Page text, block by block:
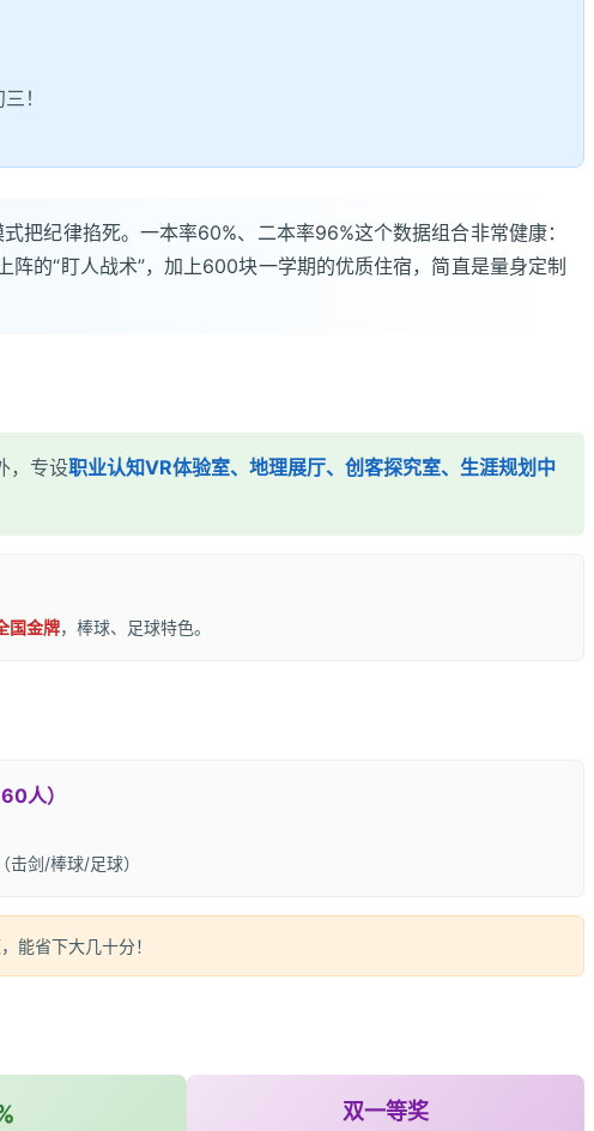
！
把纪律掐死。一本率60%、二本率96%这个数据组合非常健康：
的“盯人战术”，加上600块一学期的优质住宿，简直是量身定制
，专设职业认知VR体验室、地理展厅、创客探究室、生涯规划中
国金牌，棒球、足球特色。
人）
（击剑/棒球/足球）
能省下大几十分！
双一等奖